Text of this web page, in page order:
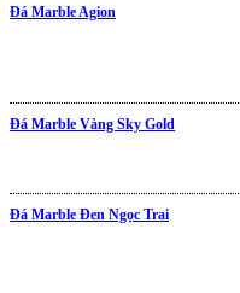
Đá Marble Agion
Đá Marble Vàng Sky Gold
Đá Marble Đen Ngọc Trai